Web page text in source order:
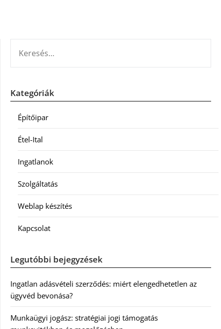
Kategóriák
Építőipar
Étel-Ital
Ingatlanok
Szolgáltatás
Weblap készítés
Kapcsolat
Legutóbbi bejegyzések
Ingatlan adásvételi szerződés: miért elengedhetetlen az
ügyvéd bevonása?
Munkaügyi jogász: stratégiai jogi támogatás